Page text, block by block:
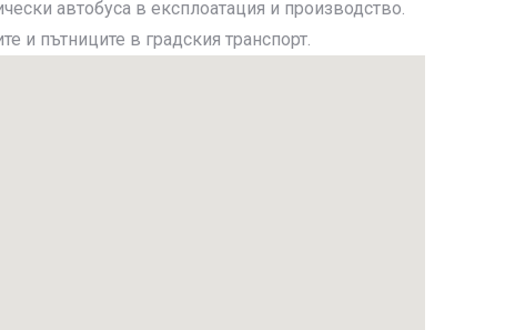
автобуса в експлоатация и производство.
и пътниците в градския транспорт.